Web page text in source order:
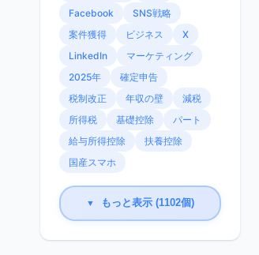
Facebook
SNS戦略
案件獲得
ビジネス
X
LinkedIn
マーケティング
2025年
確定申告
税制改正
年収の壁
減税
所得税
基礎控除
パート
給与所得控除
扶養控除
国産スマホ
▼ もっと表示 (1102個)